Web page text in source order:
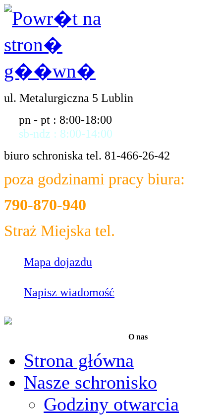
ul. Metalurgiczna 5 Lublin
pn - pt : 8:00-18:00
sb-ndz : 8:00-14:00
biuro schroniska tel. 81-466-26-42
poza godzinami pracy biura:
790-870-940
Straż Miejska tel.
Mapa dojazdu
Napisz wiadomość
O nas
Strona główna
Nasze schronisko
Godziny otwarcia